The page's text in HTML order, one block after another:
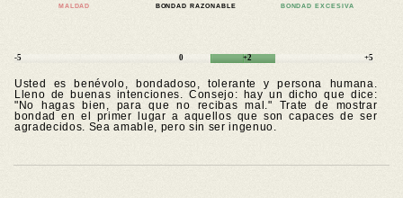
MALDAD BONDAD RAZONABLE BONDAD EXCESIVA
-5 0 +2 +5
Usted es benévolo, bondadoso, tolerante y persona humana.
Lleno de buenas intenciones. Consejo: hay un dicho que dice:
"No hagas bien, para que no recibas mal." Trate de mostrar
bondad en el primer lugar a aquellos que son capaces de ser
agradecidos. Sea amable, pero sin ser ingenuo.